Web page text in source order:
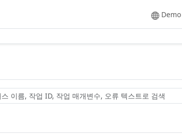
Demo